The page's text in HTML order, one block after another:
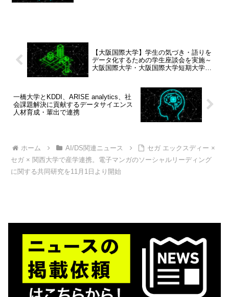
【大阪国際大学】学生の気づき・語りを
データ化するための学生座談会を実施～
大阪国際大学・大阪国際大学短期大学部
一橋大学とKDDI、ARISE analytics、社
会課題解決に貢献するデータサイエンス
人材育成・輩出で連携
ホーム AI/DS関連ニュース
セガ エックスディー ×
セガ × 関西大学で産学連携。電子マンガのソーシャルリーディング
に関する共同研究を11月1日より開始